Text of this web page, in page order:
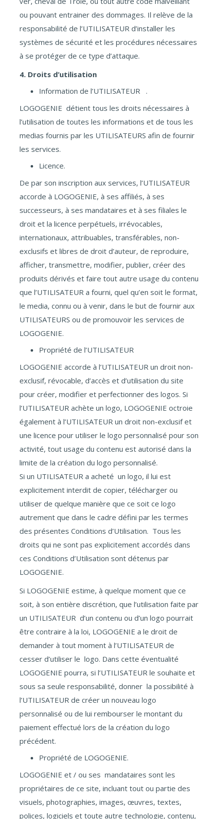
ou pouvant entrainer des dommages. Il relève de la
responsabilité de l’UTILISATEUR d’installer les
systèmes de sécurité et les procédures nécessaires
à se protéger de ce type d’attaque.
4. Droits d’utilisation
Information de l’UTILISATEUR .
LOGOGENIE détient tous les droits nécessaires à
l’utilisation de toutes les informations et de tous les
medias fournis par les UTILISATEURS afin de fournir
les services.
Licence.
De par son inscription aux services, l’UTILISATEUR
accorde à LOGOGENIE, à ses affiliés, à ses
successeurs, à ses mandataires et à ses filiales le
droit et la licence perpétuels, irrévocables,
internationaux, attribuables, transférables, non-
exclusifs et libres de droit d’auteur, de reproduire,
afficher, transmettre, modifier, publier, créer des
produits dérivés et faire tout autre usage du contenu
que l’UTILISATEUR a fourni, quel qu’en soit le format,
le media, connu ou à venir, dans le but de fournir aux
UTILISATEURS ou de promouvoir les services de
LOGOGENIE.
Propriété de l’UTILISATEUR
LOGOGENIE accorde à l’UTILISATEUR un droit non-
exclusif, révocable, d’accès et d’utilisation du site
pour créer, modifier et perfectionner des logos. Si
l’UTILISATEUR achète un logo, LOGOGENIE octroie
également à l’UTILISATEUR un droit non-exclusif et
une licence pour utiliser le logo personnalisé pour son
activité, tout usage du contenu est autorisé dans la
limite de la création du logo personnalisé.
Si un UTILISATEUR a acheté un logo, il lui est
explicitement interdit de copier, télécharger ou
utiliser de quelque manière que ce soit ce logo
autrement que dans le cadre défini par les termes
des présentes Conditions d’Utilisation. Tous les
droits qui ne sont pas explicitement accordés dans
ces Conditions d’Utilisation sont détenus par
LOGOGENIE.
Si LOGOGENIE estime, à quelque moment que ce
soit, à son entière discrétion, que l’utilisation faite par
un UTILISATEUR d’un contenu ou d’un logo pourrait
être contraire à la loi, LOGOGENIE a le droit de
demander à tout moment à l’UTILISATEUR de
cesser d’utiliser le logo. Dans cette éventualité
LOGOGENIE pourra, si l’UTILISATEUR le souhaite et
sous sa seule responsabilité, donner la possibilité à
l’UTILISATEUR de créer un nouveau logo
personnalisé ou de lui rembourser le montant du
paiement effectué lors de la création du logo
précédent.
Propriété de LOGOGENIE.
LOGOGENIE et / ou ses mandataires sont les
propriétaires de ce site, incluant tout ou partie des
visuels, photographies, images, œuvres, textes,
polices, logiciels et toute autre technologie, contenu,